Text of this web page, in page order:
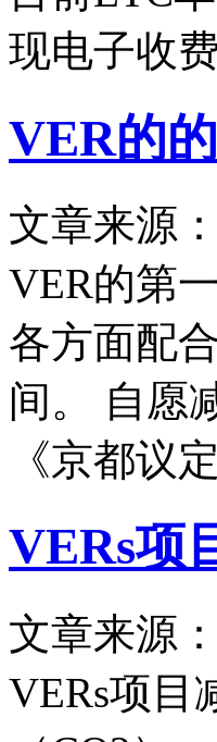
现电子收费
VER的
文章来源
VER的第
各方面配
间。 自愿
《京都议
VERs项
文章来源
VERs项目